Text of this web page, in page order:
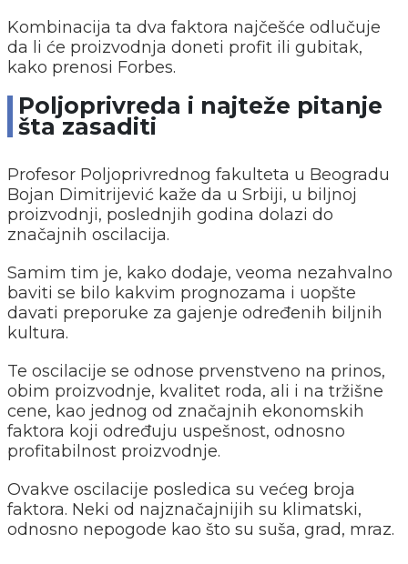
Kombinacija ta dva faktora najčešće odlučuje
da li će proizvodnja doneti profit ili gubitak,
kako prenosi Forbes.
Poljoprivreda i najteže pitanje
šta zasaditi
Profesor Poljoprivrednog fakulteta u Beogradu
Bojan Dimitrijević kaže da u Srbiji, u biljnoj
proizvodnji, poslednjih godina dolazi do
značajnih oscilacija.
Samim tim je, kako dodaje, veoma nezahvalno
baviti se bilo kakvim prognozama i uopšte
davati preporuke za gajenje određenih biljnih
kultura.
Te oscilacije se odnose prvenstveno na prinos,
obim proizvodnje, kvalitet roda, ali i na tržišne
cene, kao jednog od značajnih ekonomskih
faktora koji određuju uspešnost, odnosno
profitabilnost proizvodnje.
Ovakve oscilacije posledica su većeg broja
faktora. Neki od najznačajnijih su klimatski,
odnosno nepogode kao što su suša, grad, mraz.